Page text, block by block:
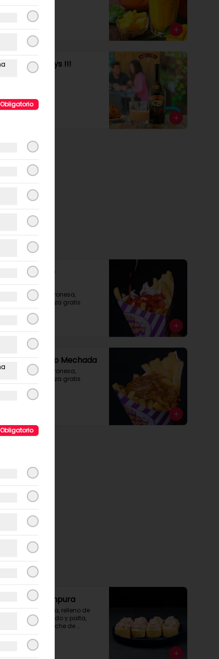
$4.990
NUEVO : Baileys !!!
Cono Grande
Salchipapa
Con extra de Mayonesa,
ketchup o mostaza gratis
Cono Mediano Mechada
Con extra de Mayonesa,
ketchup o mostaza gratis
Roll Furai Tempura
Envoltura tempura, relleno de
camarón apanado y palta,
cubierto con ceviche de
salmón.
Obligatorio
Obligatorio